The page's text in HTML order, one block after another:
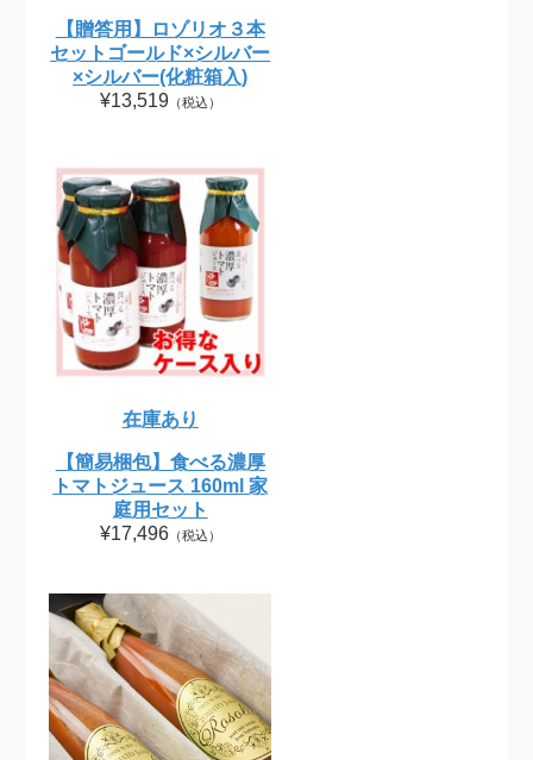
【贈答用】ロゾリオ３本
セットゴールド×シルバー
×シルバー(化粧箱入)
¥13,519（税込）
在庫あり
【簡易梱包】食べる濃厚
トマトジュース 160ml 家
庭用セット
¥17,496（税込）